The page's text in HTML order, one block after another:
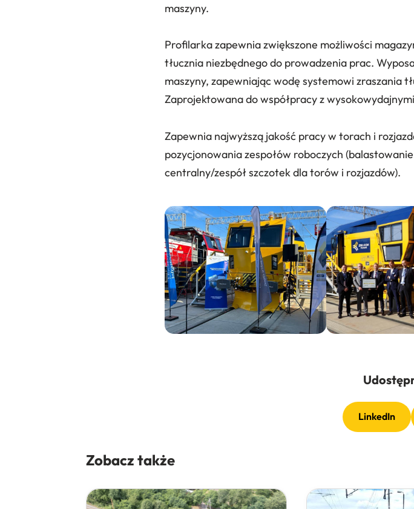
maszyny.
Profilarka zapewnia zwiększone możliwości
tłucznia niezbędnego do prowadzenia prac.
maszyny, zapewniając wodę systemowi zraszania
Zaprojektowana do współpracy z
Zapewnia najwyższą jakość pracy w torach i
pozycjonowania zespołów roboczych
centralny/zespół szczotek dla torów i rozjazdów).
LinkedIn
Zobacz także